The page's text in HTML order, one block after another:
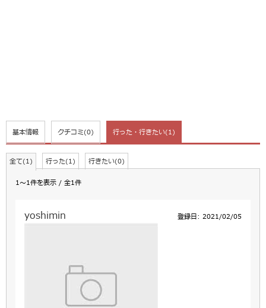
基本情報 クチコミ(0) 行った・行きたい(1)
全て(1) 行った(1) 行きたい(0)
1～1件を表示 / 全1件
yoshimin 登録日: 2021/02/05